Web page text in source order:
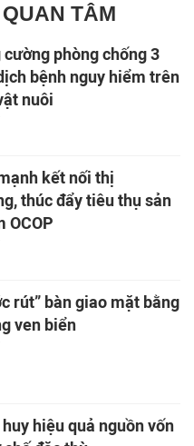
TÂM
cường phòng chống 3
bệnh nguy hiểm trên
nuôi
kết nối thị
thúc đẩy tiêu thụ sản
OCOP
rút” bàn giao mặt bằng
ven biển
hiệu quả nguồn vốn